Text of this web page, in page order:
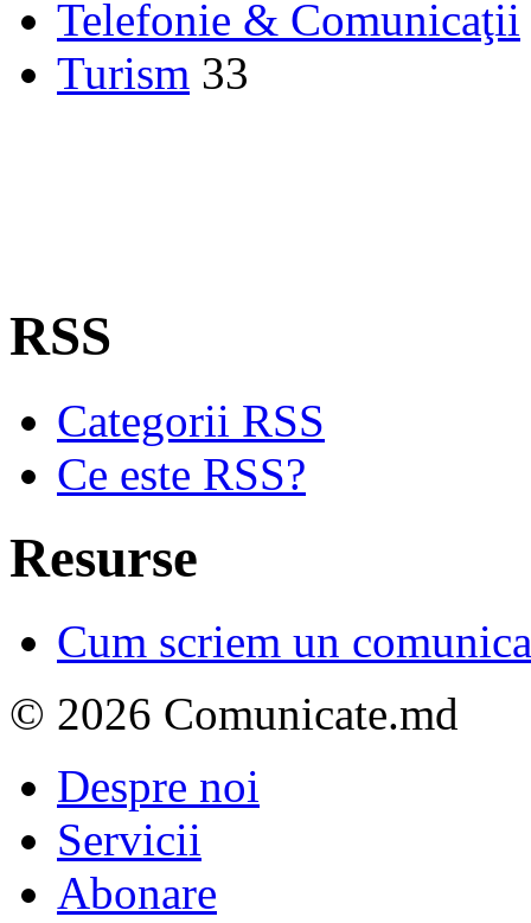
Telefonie & Comunicaţii
Turism 33
RSS
Categorii RSS
Ce este RSS?
Resurse
Cum scriem un
© 2026 Comunicate.md
Despre noi
Servicii
Abonare